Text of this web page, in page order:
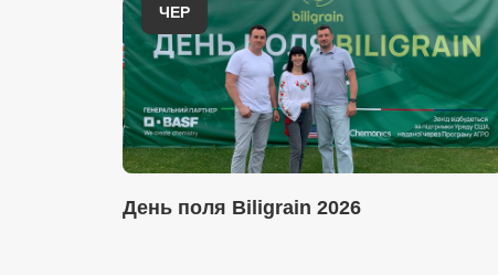
ЧЕР
День поля Biligrain 2026